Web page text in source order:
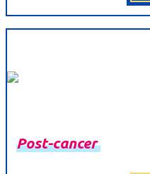
Post-cancer